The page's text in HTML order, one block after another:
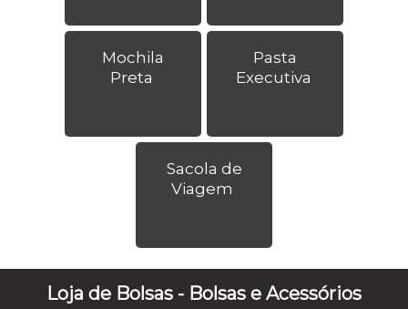
Mochila
Preta
Pasta
Executiva
Sacola de
Viagem
Loja de Bolsas - Bolsas e Acessórios